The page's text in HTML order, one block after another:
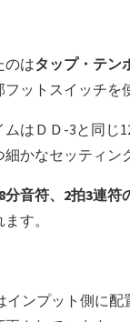
のはタップ・テン
ットスイッチを
はＤＤ-3と同じ
かなセッティン
分音符、2拍3連符
す。
インプット側に配